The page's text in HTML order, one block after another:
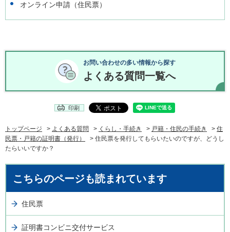
オンライン申請（住民票）
お問い合わせの多い情報から探す
よくある質問一覧へ
印刷
トップページ > よくある質問 > くらし・手続き > 戸籍・住民の手続き > 住
民票・戸籍の証明書（発行）
> 住民票を発行してもらいたいのですが、どうし
たらいいですか？
こちらのページも読まれています
住民票
証明書コンビニ交付サービス